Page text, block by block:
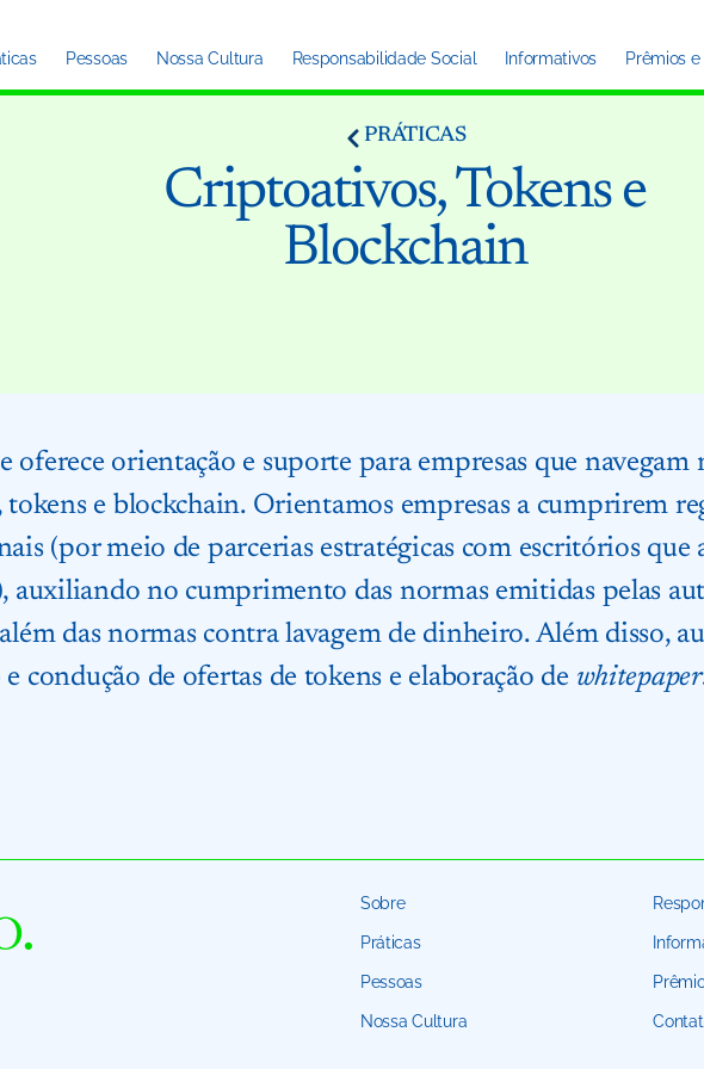
Pessoas Nossa Cultura Responsabilidade Social Informativos Prêmios
PRÁTICAS
Criptoativos, Tokens e
Blockchain
oferece orientação e suporte para empresas que
e blockchain. Orientamos empresas a cumprirem
(por meio de parcerias estratégicas com escritórios que
auxiliando no cumprimento das normas emitidas pelas
das normas contra lavagem de dinheiro. Além disso,
condução de ofertas de tokens e elaboração de
Sobre
Práticas
Pessoas
Nossa Cultura